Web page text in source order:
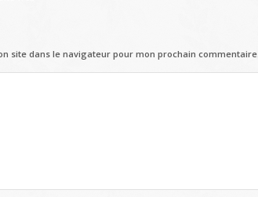
site dans le navigateur pour mon prochain commentaire.